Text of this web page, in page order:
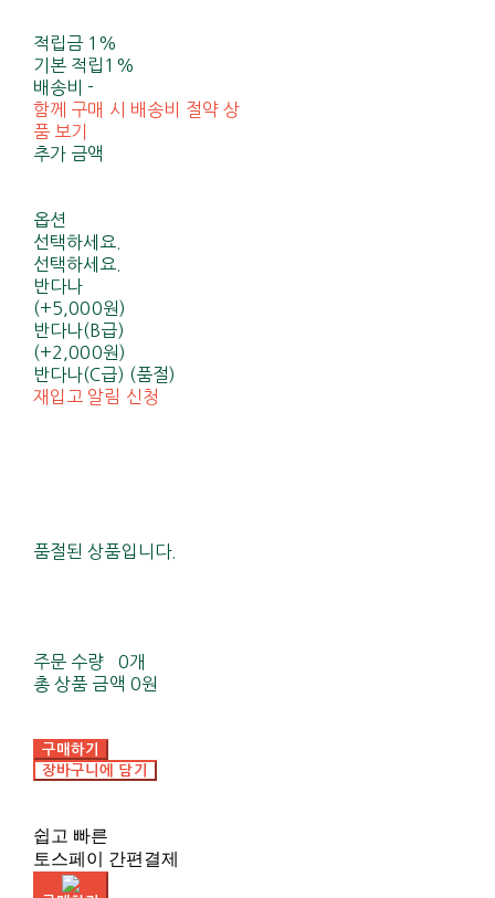
적립금 1%
기본 적립 1%
배송비-
함께 구매 시 배송비 절약 상
품 보기
추가 금액
옵션
선택하세요.
선택하세요.
반다나
(+5,000원)
반다나(B급)
(+2,000원)
반다나(C급) (품절)
재입고 알림 신청
품절된 상품입니다.
주문 수량
0개
총 상품 금액 0원
구매하기
장바구니에 담기
쉽고 빠른
토스페이 간편결제